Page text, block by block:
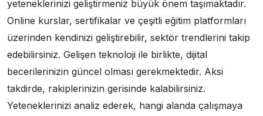
yeteneklerinizi geliştirmeniz büyük önem taşımaktadır.
Online kurslar, sertifikalar ve çeşitli eğitim platformları
üzerinden kendinizi geliştirebilir, sektör trendlerini takip
edebilirsiniz. Gelişen teknoloji ile birlikte, dijital
becerilerinizin güncel olması gerekmektedir. Aksi
takdirde, rakiplerinizin gerisinde kalabilirsiniz.
Yeteneklerinizi analiz ederek, hangi alanda çalışmaya